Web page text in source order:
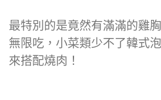
最特別的是竟然有滿滿的雞
無限吃，小菜類少不了韓式
來搭配燒肉！